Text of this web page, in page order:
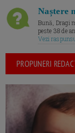
Naștere
Bună, Dragi
peste 38 de
Vezi
PROPUNERI